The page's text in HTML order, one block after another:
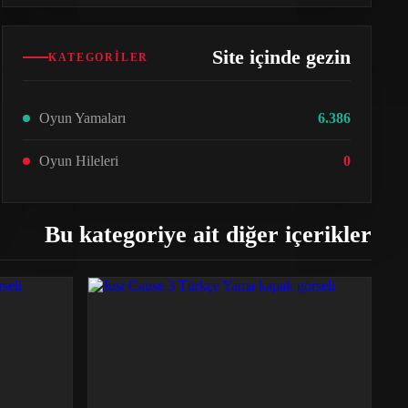
KATEGORILER Site içinde gezin
Oyun Yamaları 6.386
Oyun Hileleri 0
Bu kategoriye ait diğer içerikler